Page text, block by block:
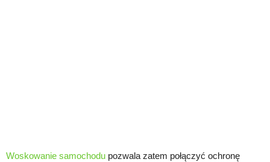
Woskowanie samochodu pozwala zatem połączyć ochronę